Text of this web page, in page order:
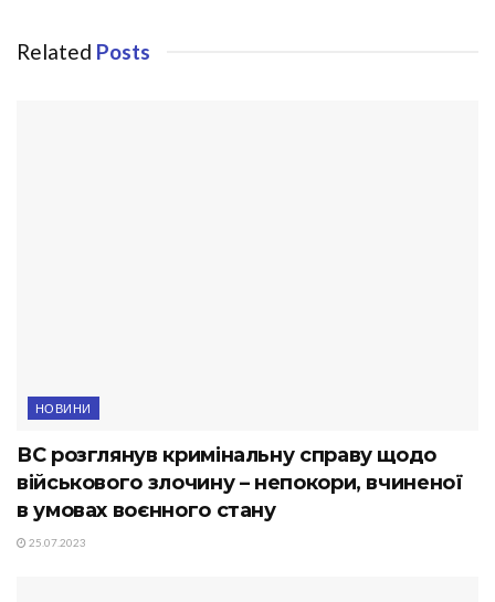
Related Posts
НОВИНИ
ВС розглянув кримінальну справу щодо
військового злочину – непокори, вчиненої
в умовах воєнного стану
25.07.2023